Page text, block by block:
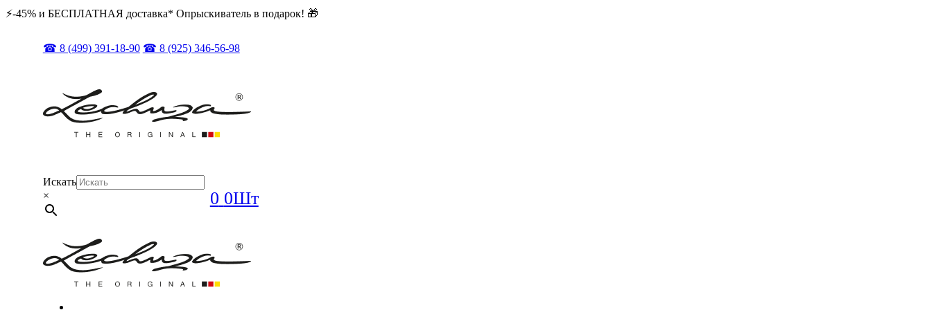
⚡️️-45% и БЕСПЛАТНАЯ доставка* Опрыскиватель в подарок! 🎁
☎ 8 (499) 391-18-90 ☎ 8 (925) 346-56-98
Искать
×
0 0Шт